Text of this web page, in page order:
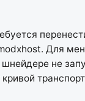
Для
не